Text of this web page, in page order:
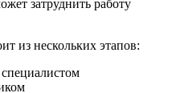
затруднить работу
из нескольких этапов: